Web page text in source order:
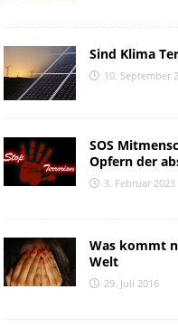
Sind Klima
10. September
SOS
Opfern der
3. Februar 2023
Was kommt
Welt
29. Juli 2016